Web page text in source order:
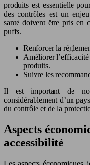
produits est essentielle
des contrôles est un
santé doivent être pris en
puffs.
Renforcer la
Améliorer
produits.
Suivre les
Il est important de
considérablement d’un
du contrôle et de la
Aspects
accessibilité
Les aspects économiques